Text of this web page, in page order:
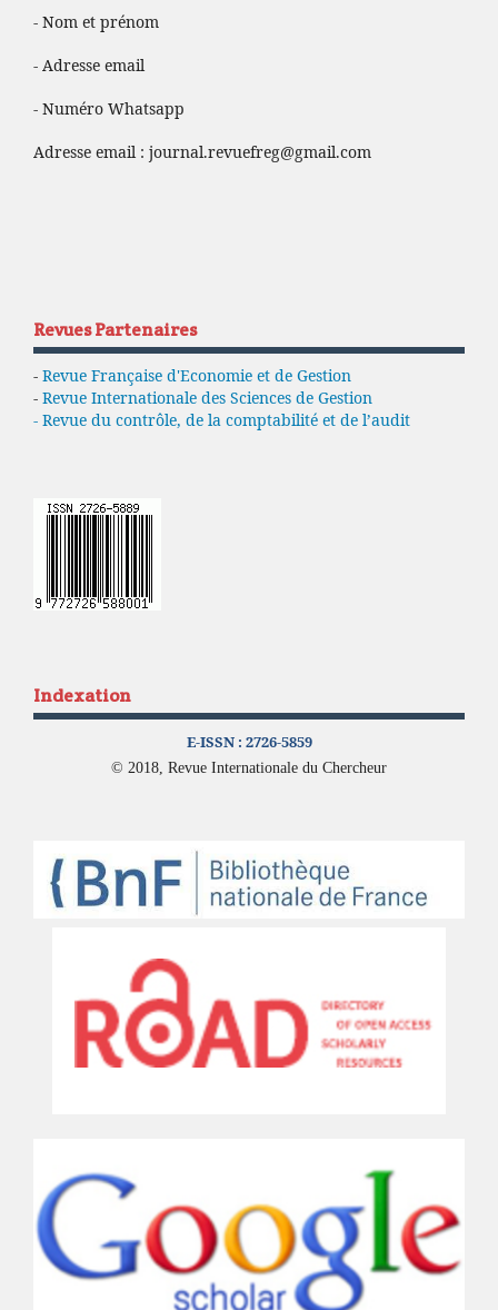
- Nom et prénom
- Adresse email
- Numéro Whatsapp
Adresse email : journal.revuefreg@gmail.com
Revues Partenaires
- Revue Française d'Economie et de Gestion
- Revue Internationale des Sciences de Gestion
- Revue du contrôle, de la comptabilité et de l’audit
Indexation
E-ISSN : 2726-5859
© 2018, Revue Internationale du Chercheur